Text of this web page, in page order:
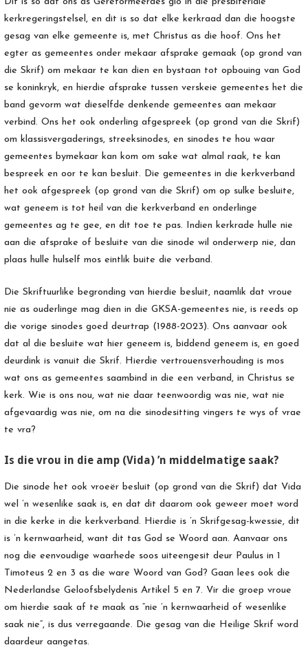
kerkregeringstelsel, en dit is so dat elke kerkraad dan die hoogste
gesag van elke gemeente is, met Christus as die hoof. Ons het
egter as gemeentes onder mekaar afsprake gemaak (op grond van
die Skrif) om mekaar te kan dien en bystaan tot opbouing van God
se koninkryk, en hierdie afsprake tussen verskeie gemeentes het die
band gevorm wat dieselfde denkende gemeentes aan mekaar
verbind. Ons het ook onderling afgespreek (op grond van die Skrif)
om klassisvergaderings, streeksinodes, en sinodes te hou waar
gemeentes bymekaar kan kom om sake wat almal raak, te kan
bespreek en oor te kan besluit. Die gemeentes in die kerkverband
het ook afgespreek (op grond van die Skrif) om op sulke besluite,
wat geneem is tot heil van die kerkverband en onderlinge
gemeentes ag te gee, en dit toe te pas. Indien kerkrade hulle nie
aan die afsprake of besluite van die sinode wil onderwerp nie, dan
plaas hulle hulself mos eintlik buite die verband.
Die Skriftuurlike begronding van hierdie besluit, naamlik dat vroue
nie as ouderlinge mag dien in die GKSA-gemeentes nie, is reeds op
die vorige sinodes goed deurtrap (1988-2023). Ons aanvaar ook
dat al die besluite wat hier geneem is, biddend geneem is, en goed
deurdink is vanuit die Skrif. Hierdie vertrouensverhouding is mos
wat ons as gemeentes saambind in die een verband, in Christus se
kerk. Wie is ons nou, wat nie daar teenwoordig was nie, wat nie
afgevaardig was nie, om na die sinodesitting vingers te wys of vrae
te vra?
Is die vrou in die amp (Vida) ’n middelmatige saak?
Die sinode het ook vroeër besluit (op grond van die Skrif) dat Vida
wel ’n wesenlike saak is, en dat dit daarom ook geweer moet word
in die kerke in die kerkverband. Hierdie is ’n Skrifgesag-kwessie, dit
is ’n kernwaarheid, want dit tas God se Woord aan. Aanvaar ons
nog die eenvoudige waarhede soos uiteengesit deur Paulus in 1
Timoteus 2 en 3 as die ware Woord van God? Gaan lees ook die
Nederlandse Geloofsbelydenis Artikel 5 en 7. Vir die groep vroue
om hierdie saak af te maak as “nie ’n kernwaarheid of wesenlike
saak nie”, is dus verregaande. Die gesag van die Heilige Skrif word
daardeur aangetas.